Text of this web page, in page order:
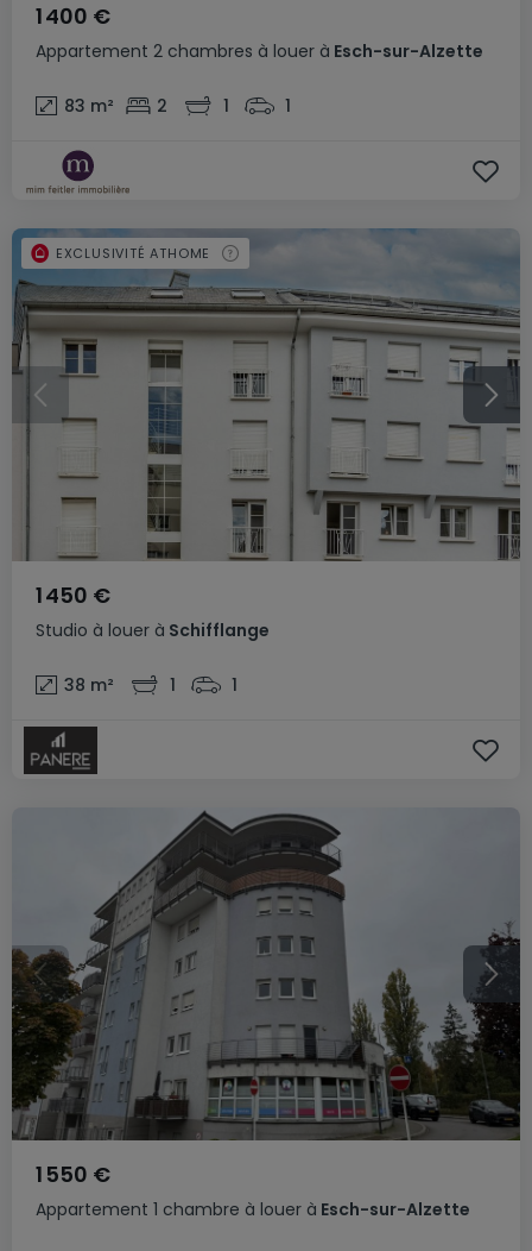
Appartement 2 chambres à louer à Esch-sur-Alzette
1 400 €
83 m² 2 1 1
Studio à louer à Schifflange
1 450 €
38 m² 1 1
EXCLUSIVITÉ ATHOME
Appartement 1 chambre à louer à Esch-sur-Alzette
1 550 €